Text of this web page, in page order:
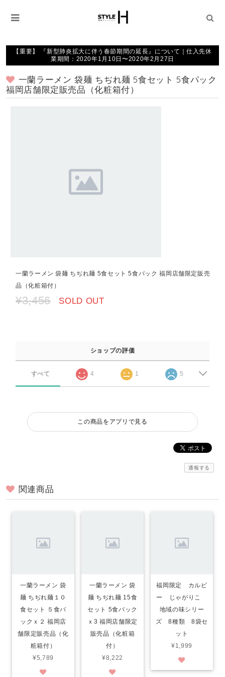
【重要】 『新型肺炎拡大に伴う春節期間の延長』について｜仕入先休
業期間：2020年1月10日〜2020年2月27日
一蘭ラーメン 袋麺 ちぢれ麺 5食セット 5食パック
福岡店舗限定販売品（化粧箱付）
一蘭ラーメン 袋麺 ちぢれ麺 5食セット 5食パック 福岡店舗限定販売
品（化粧箱付）
¥3,456 SOLD OUT
ショップの評価
すべて 4 1 5
この商品をアプリで見る
通報する
関連商品
一蘭ラーメン 袋
麺 ちぢれ麺１０
食セット ５食パ
ックｘ２ 福岡店
舗限定販売品（化
粧箱付）
¥5,789
一蘭ラーメン 袋
麺 ちぢれ麺 15食
セット 5食パック
ｘ3 福岡店舗限定
販売品（化粧箱
付）
¥8,222
福岡限定 カルビ
ー じゃがりこ
地域の味シリー
ズ 8種類 8袋セ
ット
¥1,999